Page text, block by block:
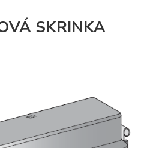
SKRINKA